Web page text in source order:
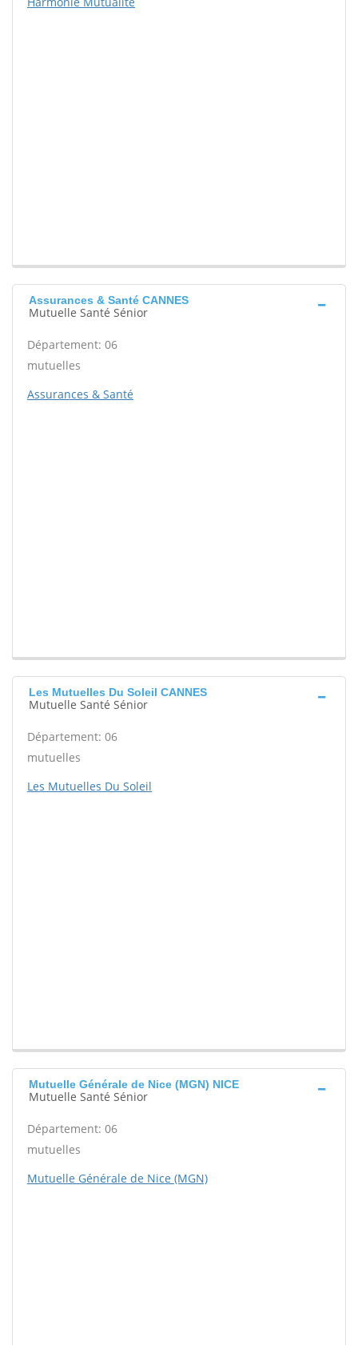
Assurances & Santé CANNES
Mutuelle Santé Sénior
Département: 06
mutuelles
Assurances & Santé
Les Mutuelles Du Soleil CANNES
Mutuelle Santé Sénior
Département: 06
mutuelles
Les Mutuelles Du Soleil
Mutuelle Générale de Nice (MGN) NICE
Mutuelle Santé Sénior
Département: 06
mutuelles
Mutuelle Générale de Nice (MGN)